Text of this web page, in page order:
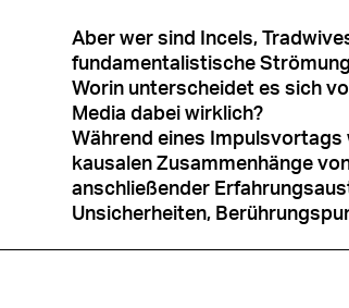
Aber wer sind Incels,
fundamentalistische
Worin unterscheidet es sich
Media dabei wirklich?
Während eines Impulsvortags
kausalen Zusammenhänge
anschließender
Unsicherheiten,